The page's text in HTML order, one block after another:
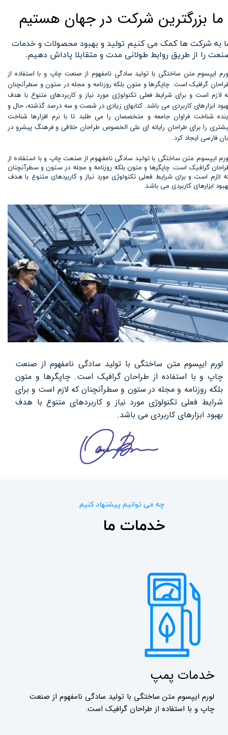
ما بزرگترین شرکت در جهان هستیم
ایپسوم متن ساختگی با تولید سادگی نامفهوم از صنعت چاپ و با استفاده از
گرافیک است. چاپگرها و متون بلکه روزنامه و مجله در ستون و سطرآنچنان
لازم است و برای شرایط فعلی تکنولوژی مورد نیاز و کاربردهای متنوع با هدف
ابزارهای کاربردی می باشد. کتابهای زیادی در شصت و سه درصد گذشته، حال و
شناخت فراوان جامعه و متخصصان را می طلبد تا با نرم افزارها شناخت
را برای طراحان رایانه ای علی الخصوص طراحان خلاقی و فرهنگ پیشرو در
فارسی ایجاد کرد.
ایپسوم متن ساختگی با تولید سادگی نامفهوم از صنعت چاپ و با استفاده از
گرافیک است. چاپگرها و متون بلکه روزنامه و مجله در ستون و سطرآنچنان
لازم است و برای شرایط فعلی تکنولوژی مورد نیاز و کاربردهای متنوع با هدف
ابزارهای کاربردی می باشد.
به شرکت ها کمک می کنیم تولید و بهبود محصولات و خدمات
را از طریق روابط طولانی مدت و متقابلا پاداش دهیم.
لورم ایپسوم متن ساختگی با تولید سادگی نامفهوم از صنعت
چاپ و با استفاده از طراحان گرافیک است. چاپگرها و متون
بلکه روزنامه و مجله در ستون و سطرآنچنان که لازم است و برای
شرایط فعلی تکنولوژی مورد نیاز و کاربردهای متنوع با هدف
بهبود ابزارهای کاربردی می باشد.
چه می توانیم پیشنهاد کنیم
خدمات ما
خدمات پمپ
لورم ایپسوم متن ساختگی با تولید سادگی نامفهوم از صنعت
چاپ و با استفاده از طراحان گرافیک است.